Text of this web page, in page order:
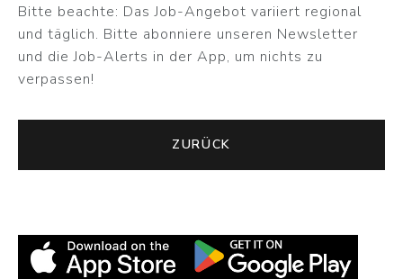
Bitte beachte: Das Job-Angebot variiert regional
und täglich. Bitte abonniere unseren Newsletter
und die Job-Alerts in der App, um nichts zu
verpassen!
ZURÜCK